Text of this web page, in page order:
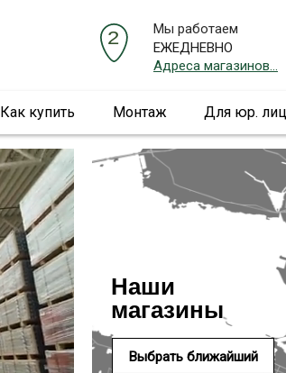
Мы работаем
ЕЖЕДНЕВНО
Адреса магазинов...
Как купить Монтаж Для юр. лиц
Наши
магазины
Выбрать ближайший